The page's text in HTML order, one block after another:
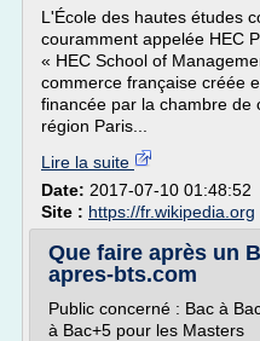
L'École des hautes études
couramment appelée HEC
« HEC School of
commerce française créée
financée par la chambre de
région Paris...
Lire la suite
Date: 2017-07-10 01:48:52
Site : https://fr.wikipedia.org
Que faire après un
apres-bts.com
Public concerné : Bac à
à Bac+5 pour les Masters